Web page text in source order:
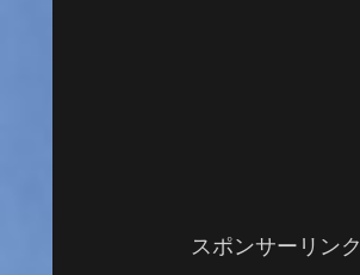
スポンサーリンク